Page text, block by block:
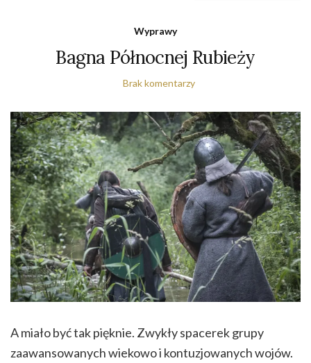
Wyprawy
Bagna Północnej Rubieży
Brak komentarzy
A miało być tak pięknie. Zwykły spacerek grupy
zaawansowanych wiekowo i kontuzjowanych wojów.